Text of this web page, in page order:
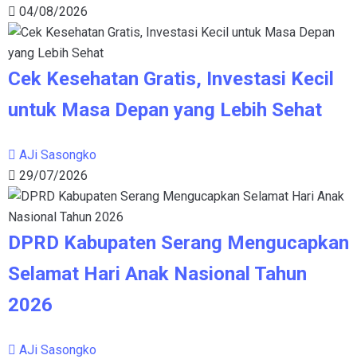
04/08/2026
Cek Kesehatan Gratis, Investasi Kecil
untuk Masa Depan yang Lebih Sehat
AJi Sasongko
29/07/2026
DPRD Kabupaten Serang Mengucapkan
Selamat Hari Anak Nasional Tahun
2026
AJi Sasongko